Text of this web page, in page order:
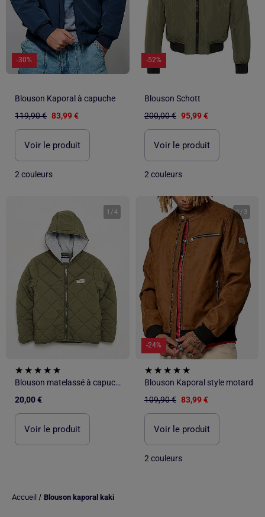
-30%
Blouson Kaporal à capuche
119,90 € 83,99 €
Voir le produit
2 couleurs
-52%
Blouson Schott
200,00 € 95,99 €
Voir le produit
2 couleurs
1 /4
Blouson matelassé à capuche
20,00 €
Voir le produit
1/ 3
-24%
Blouson Kaporal style motard
109,90 € 83,99 €
Voir le produit
2 couleurs
Accueil / Blouson kaporal kaki